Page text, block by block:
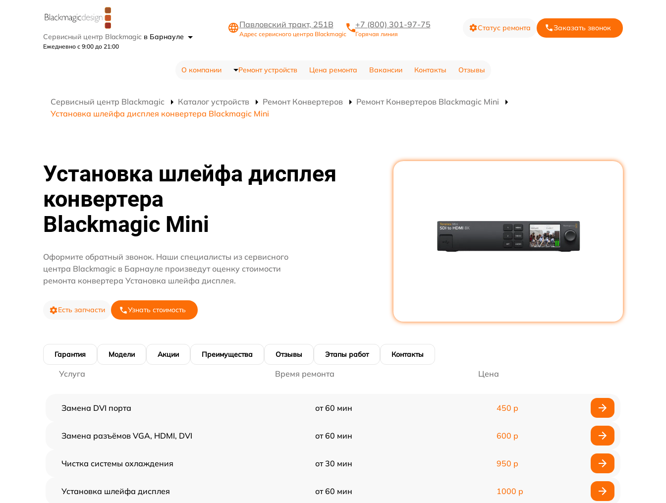
Сервисный центр Blackmagic в Барнауле
Ежедневно с 9:00 до 21:00
Павловский тракт, 251В
Адрес сервисного центра Blackmagic
+7 (800) 301-97-75
Горячая линия
Статус ремонта Заказать звонок
О компании Ремонт устройств Цена ремонта Вакансии Контакты Отзывы
Сервисный центр Blackmagic Каталог устройств Ремонт Конвертеров
Ремонт Конвертеров Blackmagic Mini
Установка шлейфа дисплея конвертера Blackmagic Mini
Установка шлейфа дисплея
конвертера
Blackmagic Mini
Оформите обратный звонок. Наши специалисты из сервисного
центра Blackmagic в Барнауле произведут оценку стоимости
ремонта конвертера Установка шлейфа дисплея.
Есть запчасти Узнать стоимость
Гарантия Модели Акции Преимущества Отзывы Этапы работ Контакты
Услуга Время ремонта Цена
Замена DVI порта от 60 мин 450 р
Замена разъёмов VGA, HDMI, DVI от 60 мин 600 р
Чистка системы охлаждения от 30 мин 950 р
Установка шлейфа дисплея от 60 мин 1000 р